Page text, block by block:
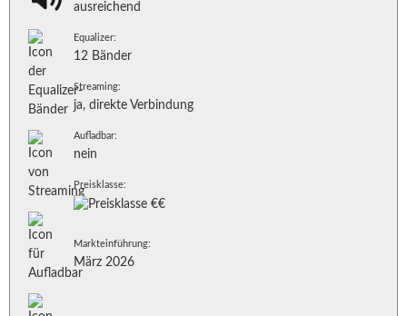
ausreichend
Equalizer:
12 Bänder
Streaming:
ja, direkte Verbindung
Aufladbar:
nein
Preisklasse:
Markteinführung:
März 2026